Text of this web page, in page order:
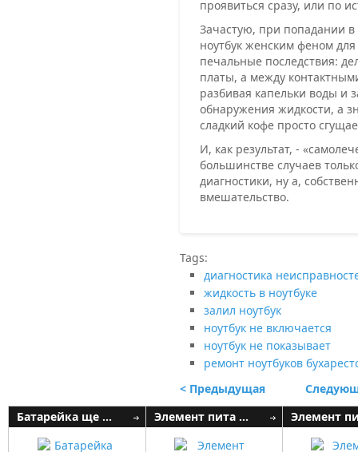
проявиться сразу, или по
Зачастую, при попадании в
ноутбук женским феном
печальные последствия:
платы, а между
разбивая капельки воды и
обнаружения жидкости, а
сладкий кофе просто
И, как результат, -
большинстве случаев
диагностики, ну а,
вмешательство.
Tags:
диагностика
жидкость в ноутбуке
залил ноутбук
ноутбук не включается
ноутбук не показывает
ремонт ноутбуков
< Предыдущая
Батарейка ще ...
Элемент пита ... Элемент